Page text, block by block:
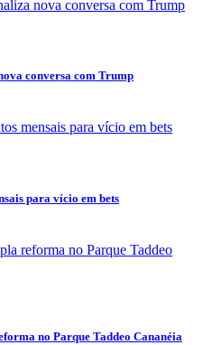
conversa com Trump
para vício em bets
no Parque Taddeo Cananéia